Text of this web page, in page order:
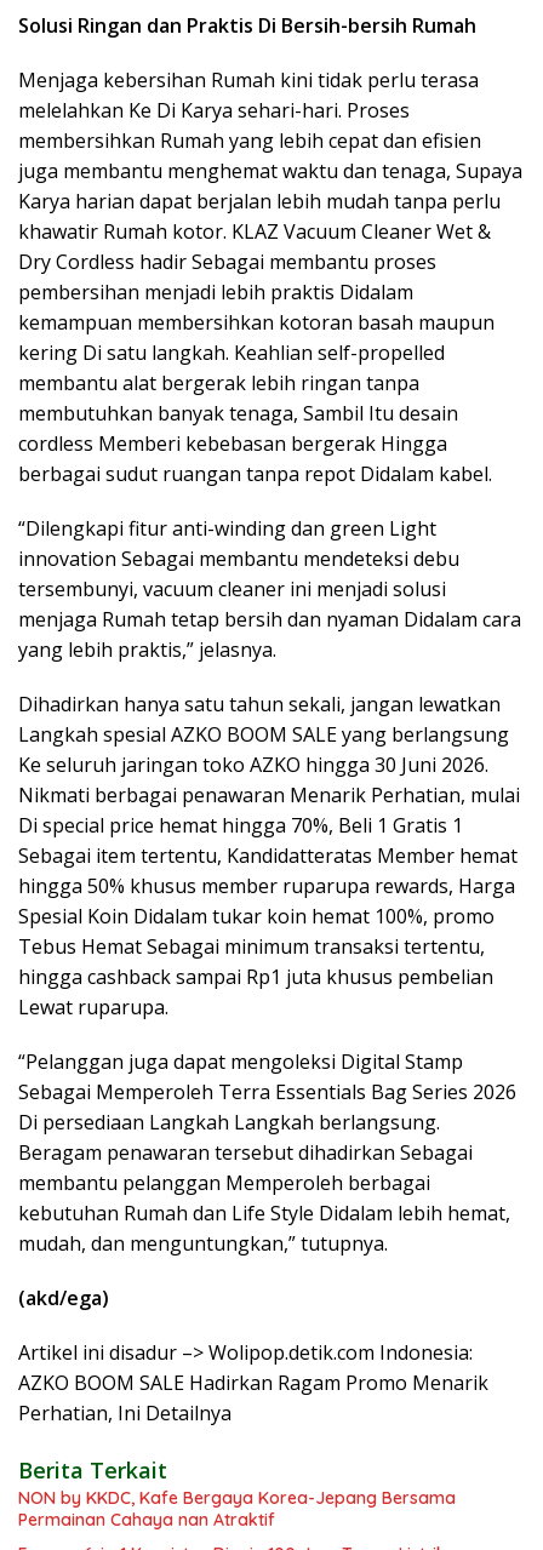
Solusi Ringan dan Praktis Di Bersih-bersih Rumah
Menjaga kebersihan Rumah kini tidak perlu terasa
melelahkan Ke Di Karya sehari-hari. Proses
membersihkan Rumah yang lebih cepat dan efisien
juga membantu menghemat waktu dan tenaga, Supaya
Karya harian dapat berjalan lebih mudah tanpa perlu
khawatir Rumah kotor. KLAZ Vacuum Cleaner Wet &
Dry Cordless hadir Sebagai membantu proses
pembersihan menjadi lebih praktis Didalam
kemampuan membersihkan kotoran basah maupun
kering Di satu langkah. Keahlian self-propelled
membantu alat bergerak lebih ringan tanpa
membutuhkan banyak tenaga, Sambil Itu desain
cordless Memberi kebebasan bergerak Hingga
berbagai sudut ruangan tanpa repot Didalam kabel.
“Dilengkapi fitur anti-winding dan green Light
innovation Sebagai membantu mendeteksi debu
tersembunyi, vacuum cleaner ini menjadi solusi
menjaga Rumah tetap bersih dan nyaman Didalam cara
yang lebih praktis,” jelasnya.
Dihadirkan hanya satu tahun sekali, jangan lewatkan
Langkah spesial AZKO BOOM SALE yang berlangsung
Ke seluruh jaringan toko AZKO hingga 30 Juni 2026.
Nikmati berbagai penawaran Menarik Perhatian, mulai
Di special price hemat hingga 70%, Beli 1 Gratis 1
Sebagai item tertentu, Kandidatteratas Member hemat
hingga 50% khusus member ruparupa rewards, Harga
Spesial Koin Didalam tukar koin hemat 100%, promo
Tebus Hemat Sebagai minimum transaksi tertentu,
hingga cashback sampai Rp1 juta khusus pembelian
Lewat ruparupa.
“Pelanggan juga dapat mengoleksi Digital Stamp
Sebagai Memperoleh Terra Essentials Bag Series 2026
Di persediaan Langkah Langkah berlangsung.
Beragam penawaran tersebut dihadirkan Sebagai
membantu pelanggan Memperoleh berbagai
kebutuhan Rumah dan Life Style Didalam lebih hemat,
mudah, dan menguntungkan,” tutupnya.
(akd/ega)
Artikel ini disadur –> Wolipop.detik.com Indonesia:
AZKO BOOM SALE Hadirkan Ragam Promo Menarik
Perhatian, Ini Detailnya
Berita Terkait
NON by KKDC, Kafe Bergaya Korea-Jepang Bersama
Permainan Cahaya nan Atraktif